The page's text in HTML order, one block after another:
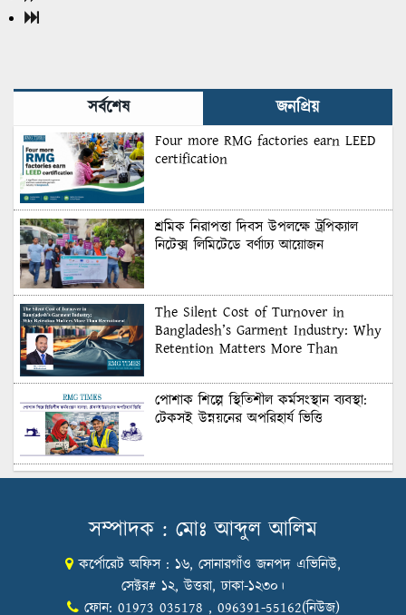
সর্বশেষ জনপ্রিয়
Four more RMG factories earn LEED
certification
শ্রমিক নিরাপত্তা দিবস উপলক্ষে ট্রপিক্যাল
নিটেক্স লিমিটেডে বর্ণাঢ্য আয়োজন
The Silent Cost of Turnover in
Bangladesh’s Garment Industry: Why
Retention Matters More Than
পোশাক শিল্পে স্থিতিশীল কর্মসংস্থান ব্যবস্থা:
টেকসই উন্নয়নের অপরিহার্য ভিত্তি
শুল্কের দেয়াল ভাঙার সুযোগ: মার্কিন বাজারে
Honoring Excellence: Texstream
Fashion Ltd. Rewards Best Workers–
2026
সম্পাদক : মোঃ আব্দুল আলিম
কর্পোরেট অফিস : ১৬, সোনারগাঁও জনপদ এভিনিউ,
সেক্টর# ১২, উত্তরা, ঢাকা-১২৩০।
ফোন: 01973 035178 , 096391-55162(নিউজ)